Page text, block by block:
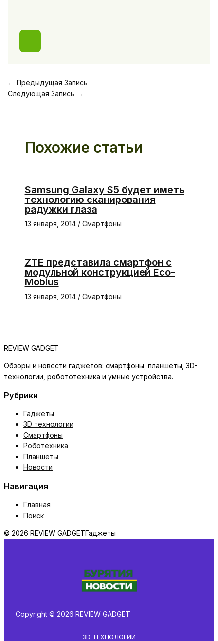
← Предыдущая Запись
Следующая Запись →
Похожие статьи
Samsung Galaxy S5 будет иметь
технологию сканирования
радужки глаза
13 января, 2014 / Смартфоны
ZTE представила смартфон с
модульной конструкцией Eco-
Mobius
13 января, 2014 / Смартфоны
REVIEW GADGET
Обзоры и новости гаджетов: смартфоны, планшеты, 3D-
технологии, робототехника и умные устройства.
Рубрики
Гаджеты
3D технологии
Смартфоны
Роботехника
Планшеты
Новости
Навигация
Главная
Поиск
© 2026 REVIEW GADGETГаджеты
Copyright © 2026 REVIEW GADGET
3D ТЕХНОЛОГИИ